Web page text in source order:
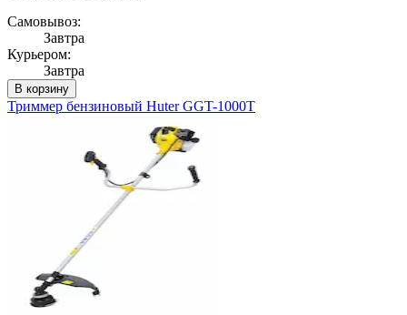
Самовывоз:
Завтра
Курьером:
Завтра
В корзину
Триммер бензиновый Huter GGT-1000T